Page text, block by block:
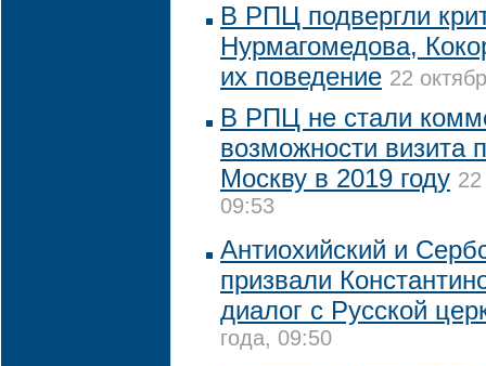
В РПЦ подвергли
Нурмагомедова,
их поведение 22
В РПЦ не стали
возможности визита
Москву в 2019 году
09:53
Антиохийский и
призвали
диалог с Русской
года, 09:50